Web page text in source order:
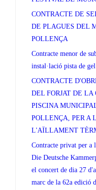
CONTRACTE DE
DE PLAGUES DEL
POLLENÇA
Contracte menor de
instal·lació pista de
CONTRACTE
DEL FORJAT DE LA
PISCINA
POLLENÇA, PER A
L'AÏLLAMENT
Contracte privat per a
Die Deutsche
el concert de dia 27
marc de la 62a edició